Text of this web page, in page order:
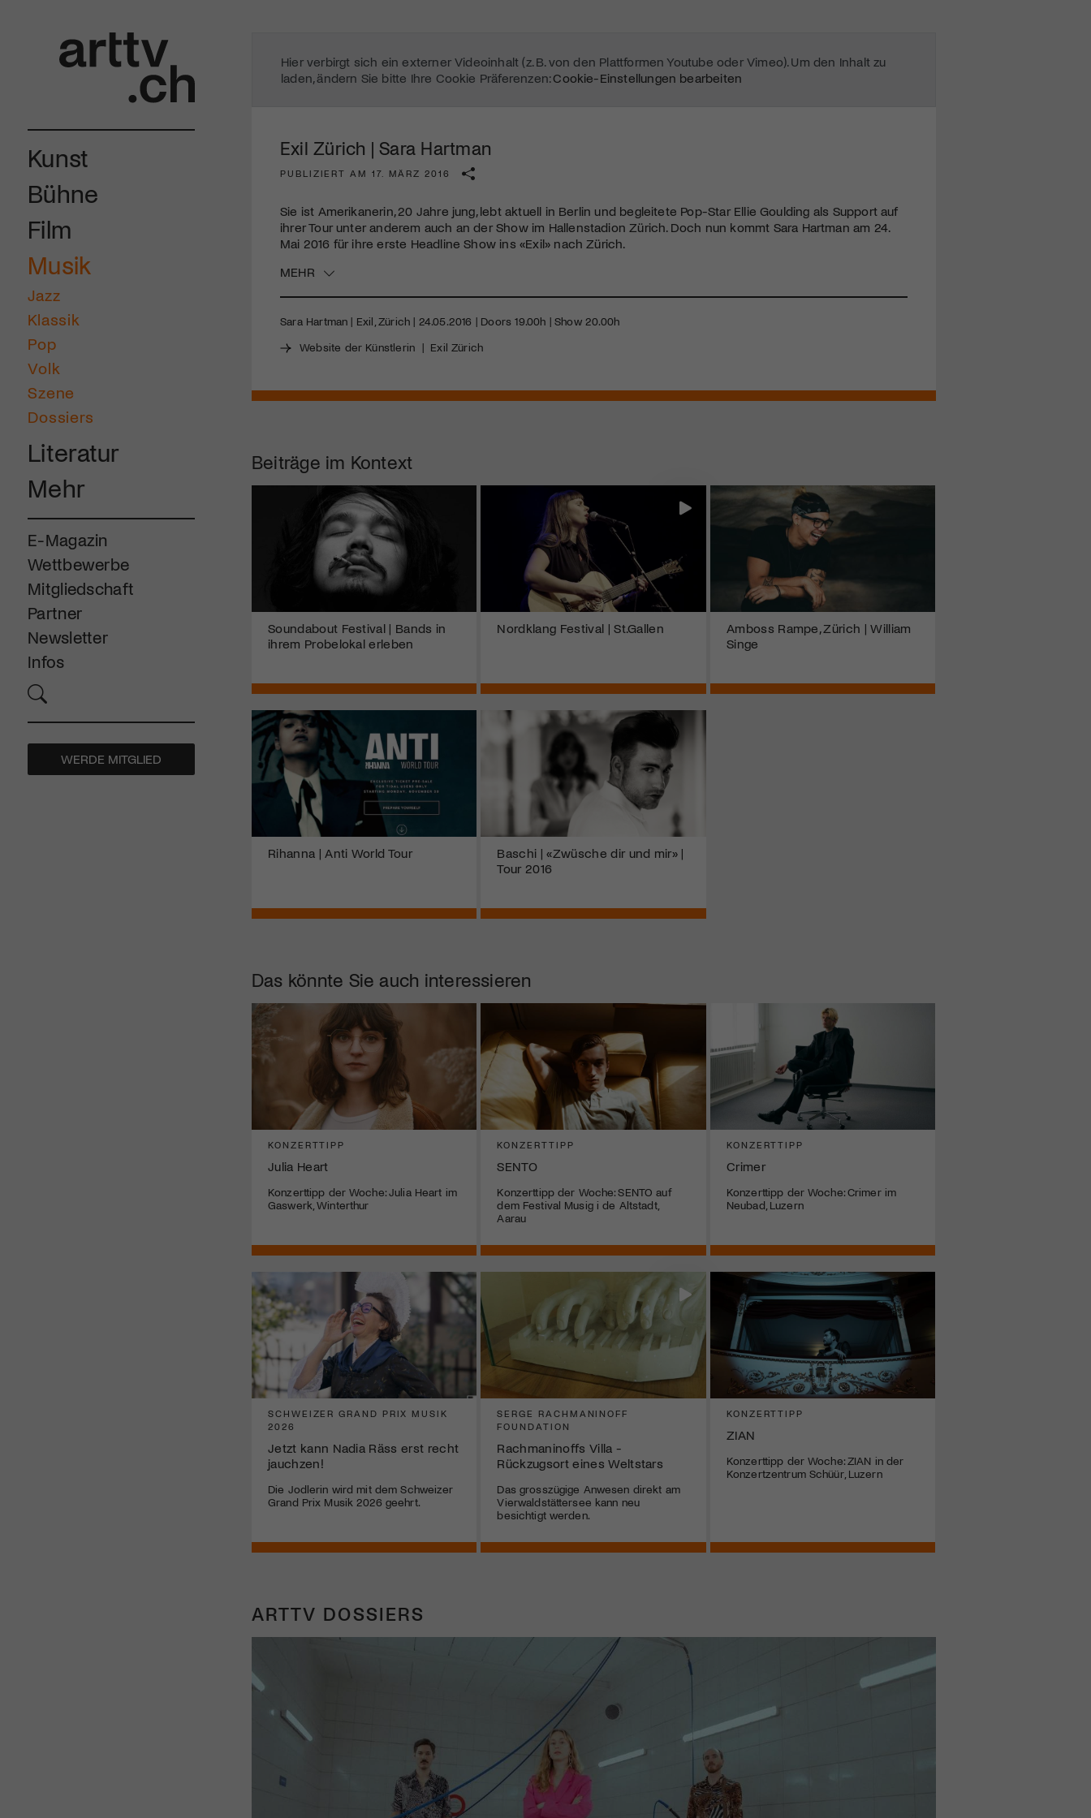
Kunst
Bühne
Film
Musik
Jazz
Klassik
Pop
Volk
Szene
Dossiers
Literatur
Mehr
E-Magazin
Wettbewerbe
Mitgliedschaft
Partner
Newsletter
Infos
WERDE MITGLIED
Hier verbirgt sich ein externer Videoinhalt (z. B. von den Plattformen Youtube oder Vimeo). Um den Inhalt zu
laden, ändern Sie bitte Ihre Cookie Präferenzen:Cookie-Einstellungen bearbeiten
Exil Zürich | Sara Hartman
PUBLIZIERT AM 17. MÄRZ 2016
Sie ist Amerikanerin, 20 Jahre jung, lebt aktuell in Berlin und begleitete Pop-Star Ellie Goulding als Support auf
ihrer Tour unter anderem auch an der Show im Hallenstadion Zürich. Doch nun kommt Sara Hartman am 24.
Mai 2016 für ihre erste Headline Show ins «Exil» nach Zürich.
MEHR
Sara Hartman | Exil, Zürich | 24.05.2016 | Doors 19.00h | Show 20.00h
Website der Künstlerin | Exil Zürich
Beiträge im Kontext
Soundabout Festival | Bands in
ihrem Probelokal erleben
Nordklang Festival | St.Gallen
Amboss Rampe, Zürich | William
Singe
Rihanna | Anti World Tour
Baschi | «Zwüsche dir und mir» |
Tour 2016
Das könnte Sie auch interessieren
KONZERTTIPP
Julia Heart
Konzerttipp der Woche: Julia Heart im
Gaswerk, Winterthur
KONZERTTIPP
SENTO
Konzerttipp der Woche: SENTO auf
dem Festival Musig i de Altstadt,
Aarau
KONZERTTIPP
Crimer
Konzerttipp der Woche: Crimer im
Neubad, Luzern
SCHWEIZER GRAND PRIX MUSIK
2026
Jetzt kann Nadia Räss erst recht
jauchzen!
Die Jodlerin wird mit dem Schweizer
Grand Prix Musik 2026 geehrt.
SERGE RACHMANINOFF
FOUNDATION
Rachmaninoffs Villa -
Rückzugsort eines Weltstars
Das grosszügige Anwesen direkt am
Vierwaldstättersee kann neu
besichtigt werden.
KONZERTTIPP
ZIAN
Konzerttipp der Woche: ZIAN in der
Konzertzentrum Schüür, Luzern
ARTTV DOSSIERS
Mach mit: «Be Part of the Art»!
Mit deiner Mitgliedschaft erhältst du kostenlosen Zugang zu
Jetzt Mitglied werden